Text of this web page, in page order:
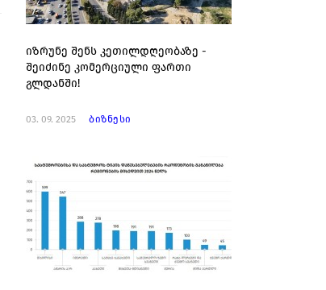
იზრუნე შენს კეთილდღეობაზე -
შეიძინე კომერციული ფართი
გლდანში!
03. 09. 2025 ბიზნესი